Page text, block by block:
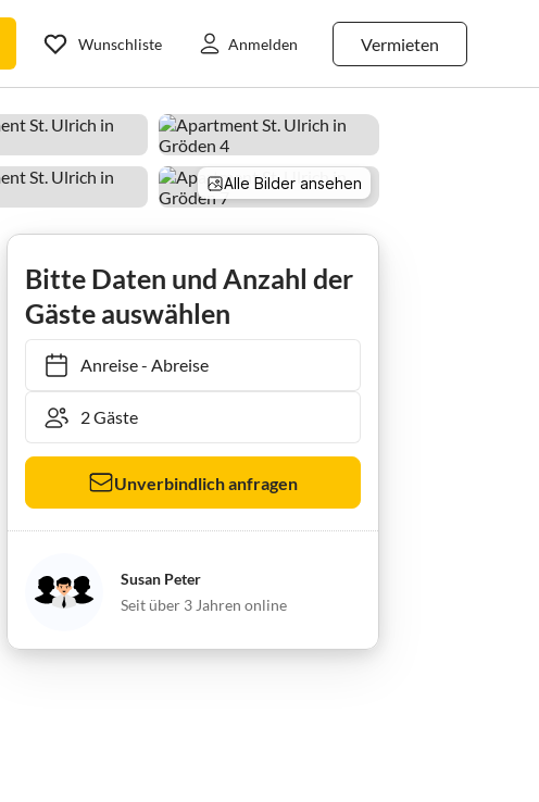
Vermieten
Wunschliste Anmelden
Alle Bilder ansehen
Bitte Daten und Anzahl der
Gäste auswählen
Anreise- Abreise
Unverbindlich anfragen
Susan Peter
Seit über 3 Jahren online